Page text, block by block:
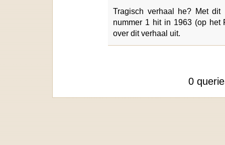
Tragisch verhaal he? Met
nummer 1 hit in 1963 (op het
over dit verhaal uit.
0